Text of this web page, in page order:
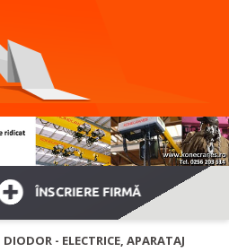
ÎNSCRIERE FIRMĂ
DIODOR - ELECTRICE, APARATAJ